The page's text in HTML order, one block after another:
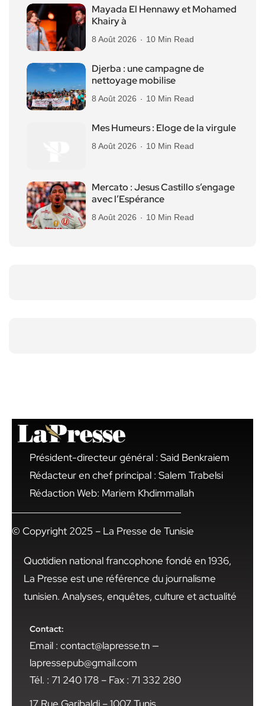
Mayada El Hennawy et Mohamed
Khairy à
8 Août 2026 10 Min Read
Djerba : une campagne de
nettoyage mobilise
8 Août 2026 10 Min Read
Mes Humeurs : Eloge de la virgule
8 Août 2026 10 Min Read
Mercato : Jesus Castillo s’engage
avec l’Espérance
8 Août 2026 10 Min Read
Président-directeur général : Said Benkraiem
Rédacteur en chef principal : Salem Trabelsi
Rédaction Web: Mariem Khdimmallah
© Copyright 2025 – La Presse de Tunisie
Quotidien national francophone fondé en 1936,
La Presse est une référence du journalisme
tunisien. Analyses, enquêtes, culture et actualité
Contact:
Email : contact@lapresse.tn —
lapressepub@gmail.com
Tél. : 71 240 178 – Fax : 71 332 280